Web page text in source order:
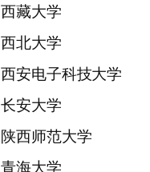
西藏大学
西北大学
西安电子科技大学
长安大学
陕西师范大学
青海大学